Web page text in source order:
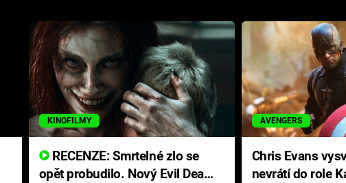
KINOFILMY
RECENZE: Smrtelné zlo se
opět probudilo. Nový Evil Dead
AVENGERS
Chris Evans
nevrátí do role